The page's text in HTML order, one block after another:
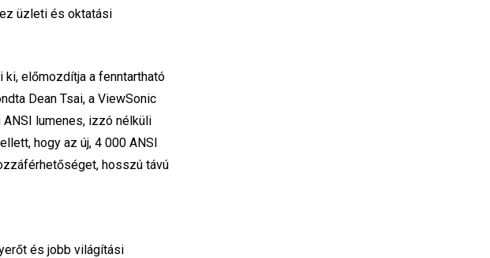
üzleti és oktatási
ki, előmozdítja a fenntartható
Dean Tsai, a ViewSonic
lumenes, izzó nélküli
hogy az új, 4 000 ANSI
hosszú távú
és jobb világítási